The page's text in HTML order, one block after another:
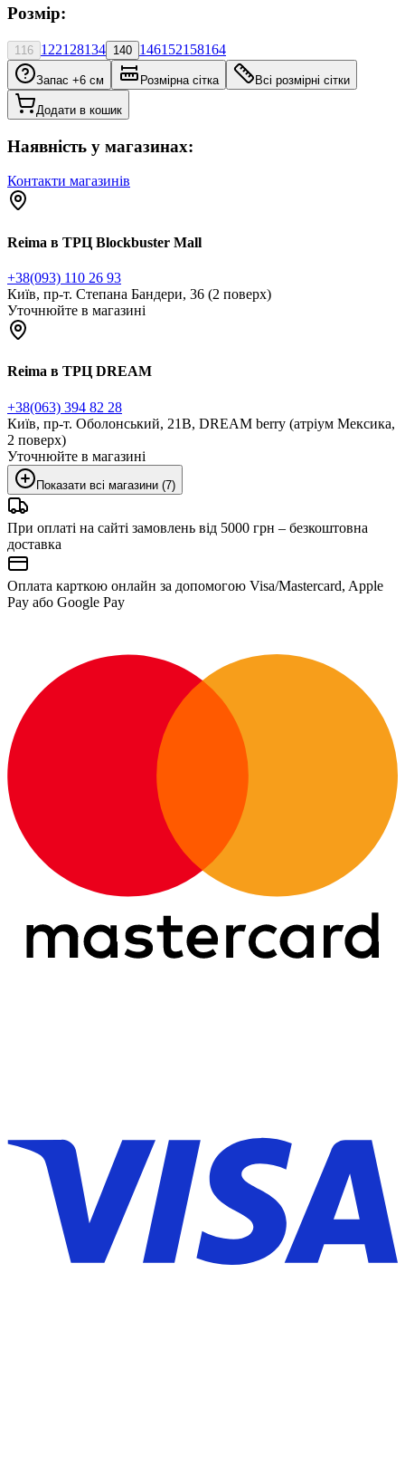
Розмір:
116 122128134 140 146152158164
Запас +6 см Розмірна сітка Всі розмірні сітки
Додати в кошик
Наявність у магазинах:
Контакти магазинів
Reima в ТРЦ Blockbuster Mall
+38(093) 110 26 93
Київ, пр-т. Степана Бандери, 36 (2 поверх)
Уточнюйте в магазині
Reima в ТРЦ DREAM
+38(063) 394 82 28
Київ, пр-т. Оболонський, 21В, DREAM berry (атріум Мексика,
2 поверх)
Уточнюйте в магазині
Показати всі магазини (7)
При оплаті на сайті замовлень від 5000 грн – безкоштовна
доставка
Оплата карткою онлайн за допомогою Visa/Mastercard, Apple
Pay або Google Pay